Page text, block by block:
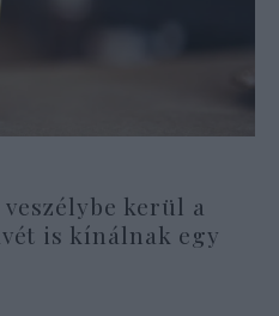
kerül a
is kínálnak egy